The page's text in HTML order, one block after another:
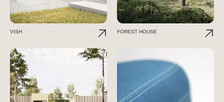
VISH FOREST HOUSE